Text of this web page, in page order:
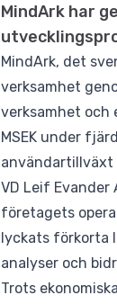
MindArk har
MindArk, det
verksamhet
verksamhet och
MSEK under
användartillväxt
VD Leif
företagets
lyckats förkorta
analyser och
Trots